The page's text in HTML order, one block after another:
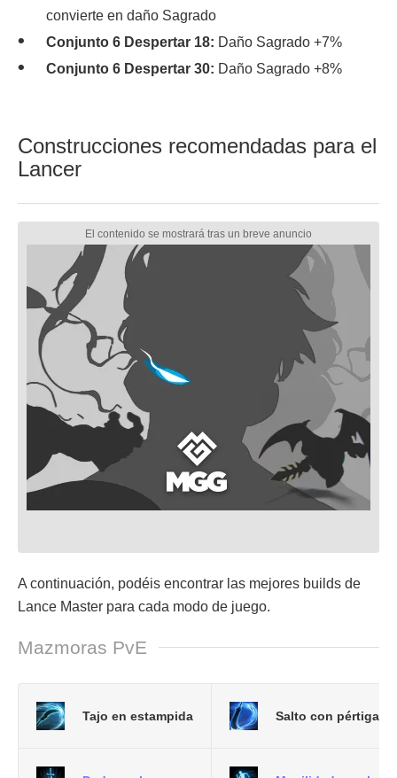
convierte en daño Sagrado
Conjunto 6 Despertar 18: Daño Sagrado +7%
Conjunto 6 Despertar 30: Daño Sagrado +8%
Construcciones recomendadas para el
Lancer
A continuación, podéis encontrar las mejores builds de
Lance Master para cada modo de juego.
Mazmoras PvE
Tajo en estampida Salto con pértiga